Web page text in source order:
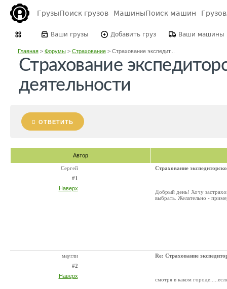
ГрузыПоиск грузов МашиныПоиск машин
Ваши грузы Добавить груз Ваши машины
Главная> Форумы> Страхование> Страхование экспедит...
Страхование
деятельности
ОТВЕТИТЬ
Автор
Сергей
#1
Наверх
Страхование
Добрый день! Хочу
выбрать. Желательно -
маугли
#2
Наверх
Re: Страхование
смотря в каком